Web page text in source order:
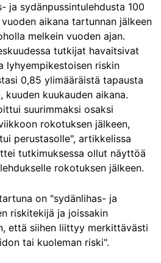
ja sydänpussintulehdusta 100
aikana tartunnan jälkeen
melkein vuoden ajan.
tutkijat havaitsivat
lyhyempikestoisen riskin
0,85 ylimääräistä tapausta
kuukauden aikana.
suurimmaksi osaksi
rokotuksen jälkeen,
perustasolle", artikkelissa
tutkimuksessa ollut näyttöä
rokotuksen jälkeen.
on "sydänlihas- ja
riskitekijä ja joissakin
että siihen liittyy merkittävästi
tai kuoleman riski".